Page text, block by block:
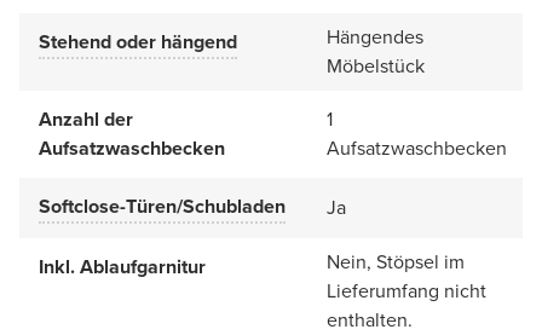
Stehend oder hängend
Hängendes
Möbelstück
Anzahl der
Aufsatzwaschbecken
1
Aufsatzwaschbecken
Softclose-Türen/Schubladen Ja
Inkl. Ablaufgarnitur
Nein, Stöpsel im
Lieferumfang nicht
enthalten.